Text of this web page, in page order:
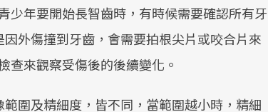
少年要開始長智齒時，有時候需要確認所有牙
外傷撞到牙齒，會需要拍根尖片或咬合片來
查來觀察受傷後的後續變化。
圍及精細度，皆不同，當範圍越小時，精細